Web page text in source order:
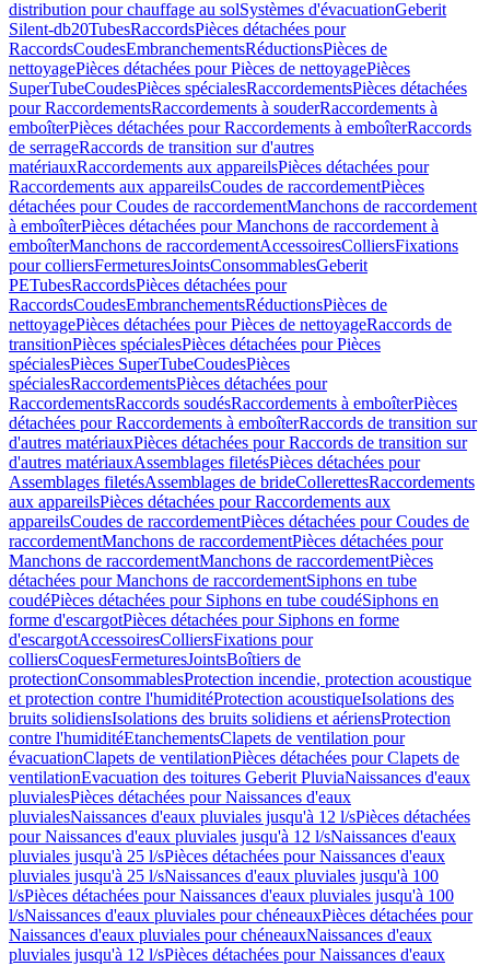
distribution pour chauffage au solSystèmes d'évacuationGeberit
Silent-db20TubesRaccordsPièces détachées pour
RaccordsCoudesEmbranchementsRéductionsPièces de
nettoyagePièces détachées pour Pièces de nettoyagePièces
SuperTubeCoudesPièces spécialesRaccordementsPièces détachées
pour RaccordementsRaccordements à souderRaccordements à
emboîterPièces détachées pour Raccordements à emboîterRaccords
de serrageRaccords de transition sur d'autres
matériauxRaccordements aux appareilsPièces détachées pour
Raccordements aux appareilsCoudes de raccordementPièces
détachées pour Coudes de raccordementManchons de raccordement
à emboîterPièces détachées pour Manchons de raccordement à
emboîterManchons de raccordementAccessoiresColliersFixations
pour colliersFermeturesJointsConsommablesGeberit
PETubesRaccordsPièces détachées pour
RaccordsCoudesEmbranchementsRéductionsPièces de
nettoyagePièces détachées pour Pièces de nettoyageRaccords de
transitionPièces spécialesPièces détachées pour Pièces
spécialesPièces SuperTubeCoudesPièces
spécialesRaccordementsPièces détachées pour
RaccordementsRaccords soudésRaccordements à emboîterPièces
détachées pour Raccordements à emboîterRaccords de transition sur
d'autres matériauxPièces détachées pour Raccords de transition sur
d'autres matériauxAssemblages filetésPièces détachées pour
Assemblages filetésAssemblages de brideCollerettesRaccordements
aux appareilsPièces détachées pour Raccordements aux
appareilsCoudes de raccordementPièces détachées pour Coudes de
raccordementManchons de raccordementPièces détachées pour
Manchons de raccordementManchons de raccordementPièces
détachées pour Manchons de raccordementSiphons en tube
coudéPièces détachées pour Siphons en tube coudéSiphons en
forme d'escargotPièces détachées pour Siphons en forme
d'escargotAccessoiresColliersFixations pour
colliersCoquesFermeturesJointsBoîtiers de
protectionConsommablesProtection incendie, protection acoustique
et protection contre l'humiditéProtection acoustiqueIsolations des
bruits solidiensIsolations des bruits solidiens et aériensProtection
contre l'humiditéEtanchementsClapets de ventilation pour
évacuationClapets de ventilationPièces détachées pour Clapets de
ventilationEvacuation des toitures Geberit PluviaNaissances d'eaux
pluvialesPièces détachées pour Naissances d'eaux
pluvialesNaissances d'eaux pluviales jusqu'à 12 l/sPièces détachées
pour Naissances d'eaux pluviales jusqu'à 12 l/sNaissances d'eaux
pluviales jusqu'à 25 l/sPièces détachées pour Naissances d'eaux
pluviales jusqu'à 25 l/sNaissances d'eaux pluviales jusqu'à 100
l/sPièces détachées pour Naissances d'eaux pluviales jusqu'à 100
l/sNaissances d'eaux pluviales pour chéneauxPièces détachées pour
Naissances d'eaux pluviales pour chéneauxNaissances d'eaux
pluviales jusqu'à 12 l/sPièces détachées pour Naissances d'eaux